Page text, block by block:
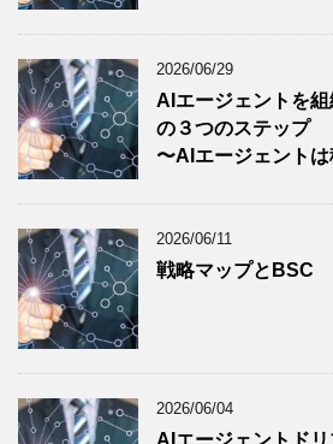
2026/06/29
AIエージェントを
の３つのステップ
〜AIエージェント
2026/06/11
戦略マップとBSC
2026/06/04
AIエージェントド